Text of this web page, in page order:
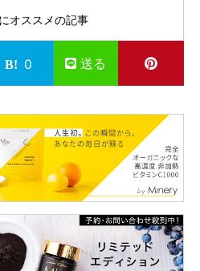
オススメの記事
0 送る